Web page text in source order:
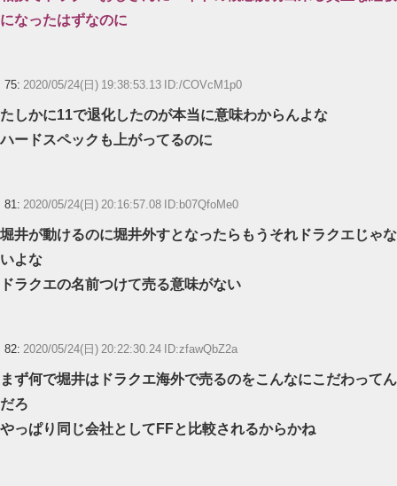
になったはずなのに
75: 2020/05/24(日) 19:38:53.13 ID:/COVcM1p0
たしかに11で退化したのが本当に意味わからんよな
ハードスペックも上がってるのに
81: 2020/05/24(日) 20:16:57.08 ID:b07QfoMe0
堀井が動けるのに堀井外すとなったらもうそれドラクエじゃな
いよな
ドラクエの名前つけて売る意味がない
82: 2020/05/24(日) 20:22:30.24 ID:zfawQbZ2a
まず何で堀井はドラクエ海外で売るのをこんなにこだわってん
だろ
やっぱり同じ会社としてFFと比較されるからかね